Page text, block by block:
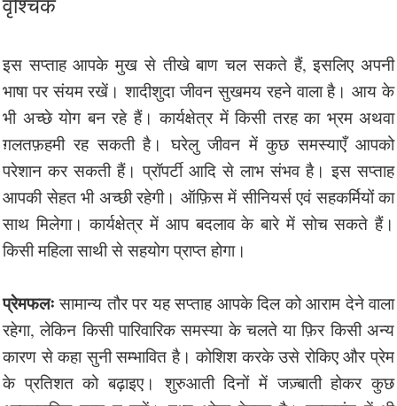
इस सप्ताह आपके मुख से तीखे बाण चल सकते हैं, इसलिए अपनी
भाषा पर संयम रखें। शादीशुदा जीवन सुखमय रहने वाला है। आय के
भी अच्छे योग बन रहे हैं। कार्यक्षेत्र में किसी तरह का भ्रम अथवा
ग़लतफ़हमी रह सकती है। घरेलु जीवन में कुछ समस्याएँ आपको
परेशान कर सकती हैं। प्रॉपर्टी आदि से लाभ संभव है। इस सप्ताह
आपकी सेहत भी अच्छी रहेगी। ऑफ़िस में सीनियर्स एवं सहकर्मियों का
साथ मिलेगा। कार्यक्षेत्र में आप बदलाव के बारे में सोच सकते हैं।
किसी महिला साथी से सहयोग प्राप्त होगा।
प्रेमफलः सामान्य तौर पर यह सप्ताह आपके दिल को आराम देने वाला
रहेगा, लेकिन किसी पारिवारिक समस्या के चलते या फ़िर किसी अन्य
कारण से कहा सुनी सम्भावित है। कोशिश करके उसे रोकिए और प्रेम
के प्रतिशत को बढ़ाइए। शुरुआती दिनों में जज़्बाती होकर कुछ